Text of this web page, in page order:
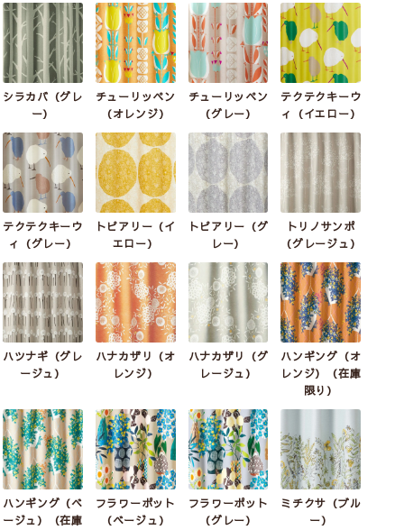
(グレー)
(グリーン)
生産終了
(グレー)
生産終了
2級遮光
フルーツフルーツ
(ブルー)
生産終了
2級遮光
フルーツフルーツ
(ベージュ)
生産終了
2級遮光
ポポロ
(イエロー)
生産終了
2級遮光
ミチクサ
2級遮光
ミチクサ
3級遮光
ユキヤマ
(イエロー)
生産終了
シラカバ（グレ
ー）
チューリッペン
（オレンジ）
チューリッペン
（グレー）
テクテクキーウ
ィ（イエロー）
テクテクキーウ
ィ（グレー）
トピアリー（イ
エロー）
トピアリー（グ
レー）
トリノサンポ
（グレージュ）
ハツナギ（グレ
ージュ）
ハナカザリ（オ
レンジ）
ハナカザリ（グ
レージュ）
ハンギング（オ
レンジ）（在庫
限り）
ハンギング（ベ
ージュ）（在庫
フラワーポット
（ベージュ）
フラワーポット
（グレー）
ミチクサ（ブル
ー）